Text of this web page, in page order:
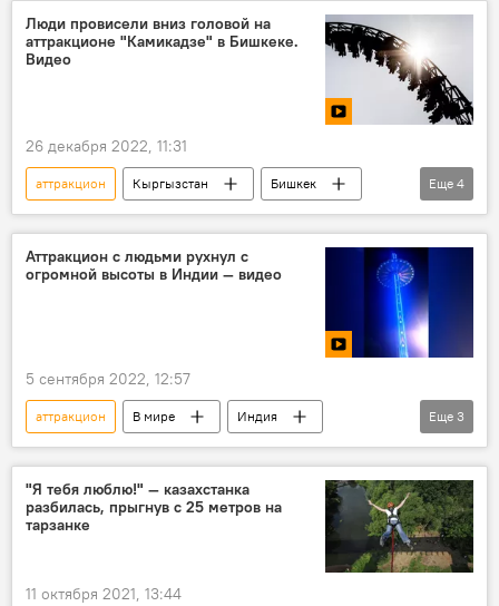
видео
Люди провисели вниз головой на
аттракционе "Камикадзе" в Бишкеке.
Видео
26 декабря 2022, 11:31
аттракцион Кыргызстан
Бишкек
случай
администрация
парк
видео
Еще 4
Аттракцион с людьми рухнул с
огромной высоты в Индии — видео
5 сентября 2022, 12:57
аттракцион В мире
Индия
падение
высота видео
Еще 3
"Я тебя люблю!" — казахстанка
разбилась, прыгнув с 25 метров на
тарзанке
11 октября 2021, 13:44